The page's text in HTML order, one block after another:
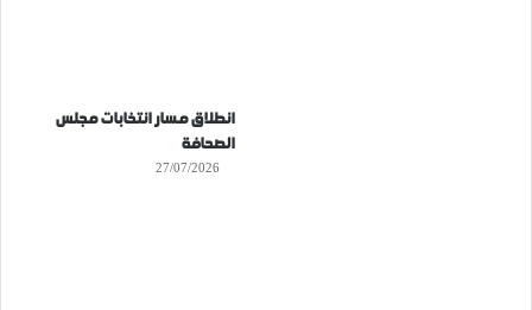
انطلاق مسار انتخابات مجلس
الصحافة
27/07/2026